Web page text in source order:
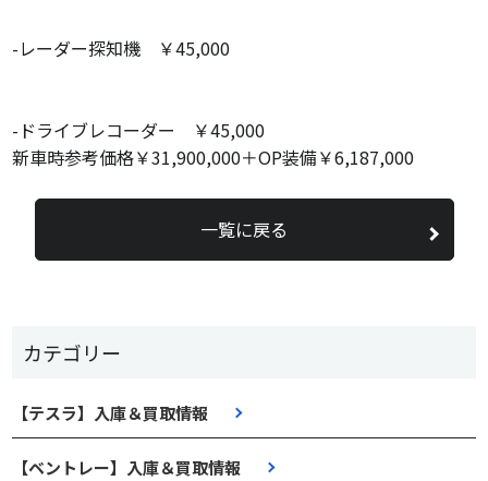
カテゴリー
【テスラ】入庫＆買取情報
【ベントレー】入庫＆買取情報
-レーダー探知機 ￥45,000
-ドライブレコーダー ￥45,000
新車時参考価格￥31,900,000＋OP装備￥6,187,000
一覧に戻る